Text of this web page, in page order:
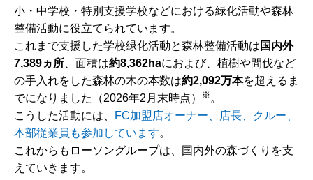
小・中学校・特別支援学校などにおける緑化活動や森林
整備活動に役立てられています。
これまで支援した学校緑化活動と森林整備活動は 国内外
7,389ヵ所 、面積は約8,362haにおよび、植樹や間伐など
の手入れをした森林の木の本数は約2,092万本を超えるま
でになりました（2026年2月末時点）
※ 。
こうした活動には、
FC加盟店オーナー、店長、クルー、
本部従業員も参加しています。
これからもローソングループは、国内外の森づくりを支
えていきます。